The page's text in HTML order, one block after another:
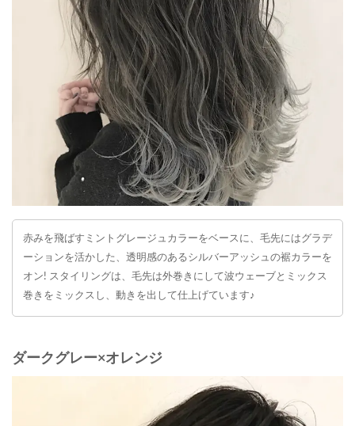
赤みを飛ばすミントグレージュカラーをベースに、毛先にはグラデ
ーションを活かした、透明感のあるシルバーアッシュの裾カラーを
オン! スタイリングは、毛先は外巻きにして波ウェーブとミックス
巻きをミックスし、動きを出して仕上げています♪
ダークグレー×オレンジ